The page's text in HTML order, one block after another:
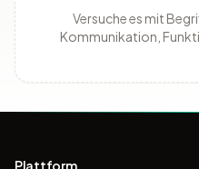
Versuche es mit
Kommunikation,
Plattform